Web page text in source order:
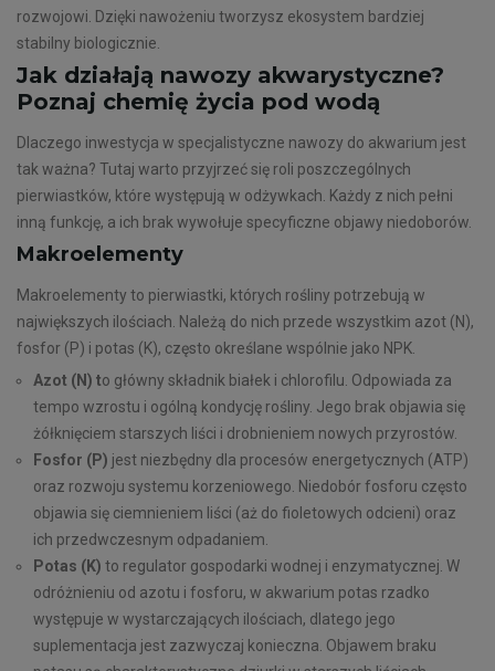
rozwojowi. Dzięki nawożeniu tworzysz ekosystem bardziej
stabilny biologicznie.
Jak działają nawozy akwarystyczne?
Poznaj chemię życia pod wodą
Dlaczego inwestycja w specjalistyczne nawozy do akwarium jest
tak ważna? Tutaj warto przyjrzeć się roli poszczególnych
pierwiastków, które występują w odżywkach. Każdy z nich pełni
inną funkcję, a ich brak wywołuje specyficzne objawy niedoborów.
Makroelementy
Makroelementy to pierwiastki, których rośliny potrzebują w
największych ilościach. Należą do nich przede wszystkim azot (N),
fosfor (P) i potas (K), często określane wspólnie jako NPK.
Azot (N) to główny składnik białek i chlorofilu. Odpowiada za
tempo wzrostu i ogólną kondycję rośliny. Jego brak objawia się
żółknięciem starszych liści i drobnieniem nowych przyrostów.
Fosfor (P) jest niezbędny dla procesów energetycznych (ATP)
oraz rozwoju systemu korzeniowego. Niedobór fosforu często
objawia się ciemnieniem liści (aż do fioletowych odcieni) oraz
ich przedwczesnym odpadaniem.
Potas (K) to regulator gospodarki wodnej i enzymatycznej. W
odróżnieniu od azotu i fosforu, w akwarium potas rzadko
występuje w wystarczających ilościach, dlatego jego
suplementacja jest zazwyczaj konieczna. Objawem braku